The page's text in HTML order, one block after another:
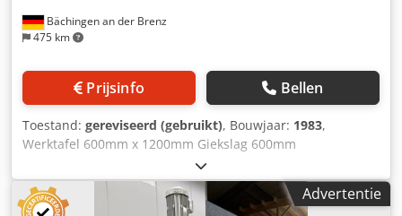
Bächingen an der Brenz
475 km
Prijsinfo Bellen
Toestand: gereviseerd (gebruikt), Bouwjaar: 1983,
Werktafel 600mm x 1200mm Giekslag 600mm
Gereedschapshouder MK 4 Boorcapaciteit 32 mm in staal
Draadsnij-inrichting Koelsysteem Elektriciteit 24V
stuurspanning Noodstop 2-kanaals
Advertentie